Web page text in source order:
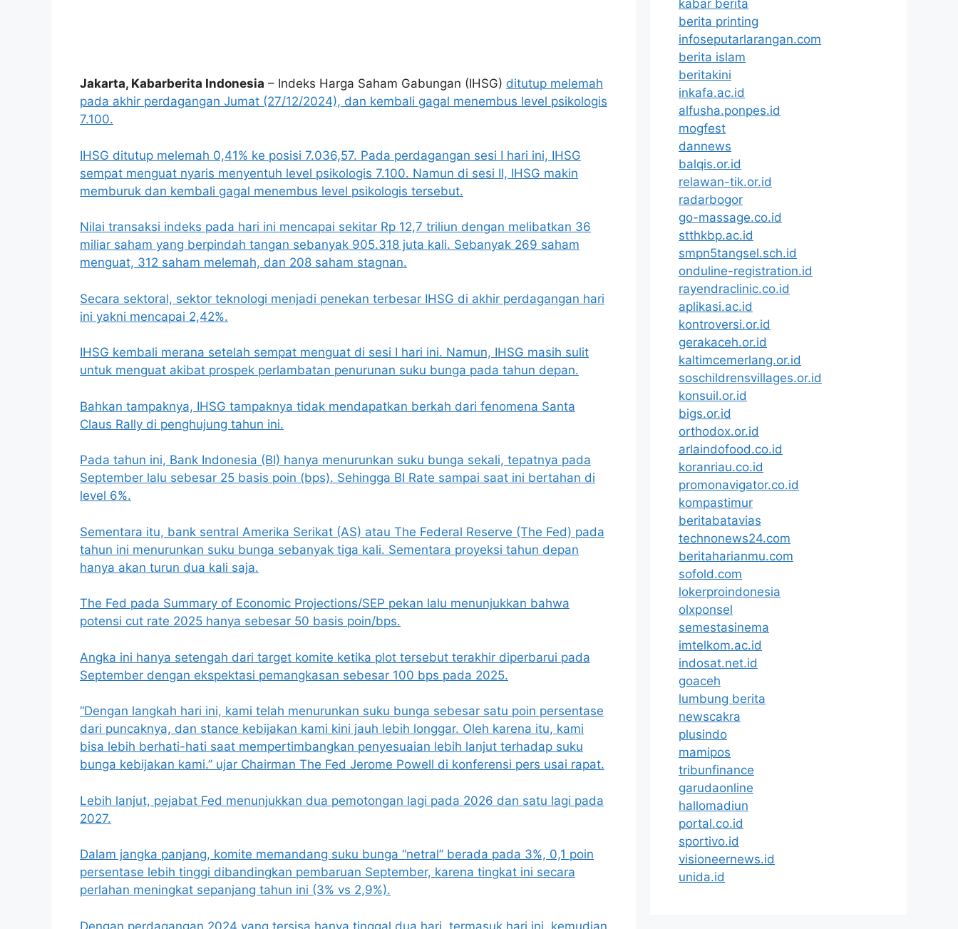
Jakarta, Kabarberita Indonesia – Indeks Harga Saham Gabungan (IHSG) ditutup melemah
pada akhir perdagangan Jumat (27/12/2024), dan kembali gagal menembus level psikologis
7.100.
IHSG ditutup melemah 0,41% ke posisi 7.036,57. Pada perdagangan sesi I hari ini, IHSG
sempat menguat nyaris menyentuh level psikologis 7.100. Namun di sesi II, IHSG makin
memburuk dan kembali gagal menembus level psikologis tersebut.
Nilai transaksi indeks pada hari ini mencapai sekitar Rp 12,7 triliun dengan melibatkan 36
miliar saham yang berpindah tangan sebanyak 905.318 juta kali. Sebanyak 269 saham
menguat, 312 saham melemah, dan 208 saham stagnan.
Secara sektoral, sektor teknologi menjadi penekan terbesar IHSG di akhir perdagangan hari
ini yakni mencapai 2,42%.
IHSG kembali merana setelah sempat menguat di sesi I hari ini. Namun, IHSG masih sulit
untuk menguat akibat prospek perlambatan penurunan suku bunga pada tahun depan.
Bahkan tampaknya, IHSG tampaknya tidak mendapatkan berkah dari fenomena Santa
Claus Rally di penghujung tahun ini.
Pada tahun ini, Bank Indonesia (BI) hanya menurunkan suku bunga sekali, tepatnya pada
September lalu sebesar 25 basis poin (bps). Sehingga BI Rate sampai saat ini bertahan di
level 6%.
Sementara itu, bank sentral Amerika Serikat (AS) atau The Federal Reserve (The Fed) pada
tahun ini menurunkan suku bunga sebanyak tiga kali. Sementara proyeksi tahun depan
hanya akan turun dua kali saja.
The Fed pada Summary of Economic Projections/SEP pekan lalu menunjukkan bahwa
potensi cut rate 2025 hanya sebesar 50 basis poin/bps.
Angka ini hanya setengah dari target komite ketika plot tersebut terakhir diperbarui pada
September dengan ekspektasi pemangkasan sebesar 100 bps pada 2025.
“Dengan langkah hari ini, kami telah menurunkan suku bunga sebesar satu poin persentase
dari puncaknya, dan stance kebijakan kami kini jauh lebih longgar. Oleh karena itu, kami
bisa lebih berhati-hati saat mempertimbangkan penyesuaian lebih lanjut terhadap suku
bunga kebijakan kami.” ujar Chairman The Fed Jerome Powell di konferensi pers usai rapat.
Lebih lanjut, pejabat Fed menunjukkan dua pemotongan lagi pada 2026 dan satu lagi pada
2027.
Dalam jangka panjang, komite memandang suku bunga “netral” berada pada 3%, 0,1 poin
persentase lebih tinggi dibandingkan pembaruan September, karena tingkat ini secara
perlahan meningkat sepanjang tahun ini (3% vs 2,9%).
Dengan perdagangan 2024 yang tersisa hanya tinggal dua hari, termasuk hari ini, kemudian
kabar berita
berita printing
infoseputarlarangan.com
berita islam
beritakini
inkafa.ac.id
alfusha.ponpes.id
mogfest
dannews
balqis.or.id
relawan-tik.or.id
radarbogor
go-massage.co.id
stthkbp.ac.id
smpn5tangsel.sch.id
onduline-registration.id
rayendraclinic.co.id
aplikasi.ac.id
kontroversi.or.id
gerakaceh.or.id
kaltimcemerlang.or.id
soschildrensvillages.or.id
konsuil.or.id
bigs.or.id
orthodox.or.id
arlaindofood.co.id
koranriau.co.id
promonavigator.co.id
kompastimur
beritabatavias
technonews24.com
beritaharianmu.com
sofold.com
lokerproindonesia
olxponsel
semestasinema
imtelkom.ac.id
indosat.net.id
goaceh
lumbung berita
newscakra
plusindo
mamipos
tribunfinance
garudaonline
hallomadiun
portal.co.id
sportivo.id
visioneernews.id
unida.id